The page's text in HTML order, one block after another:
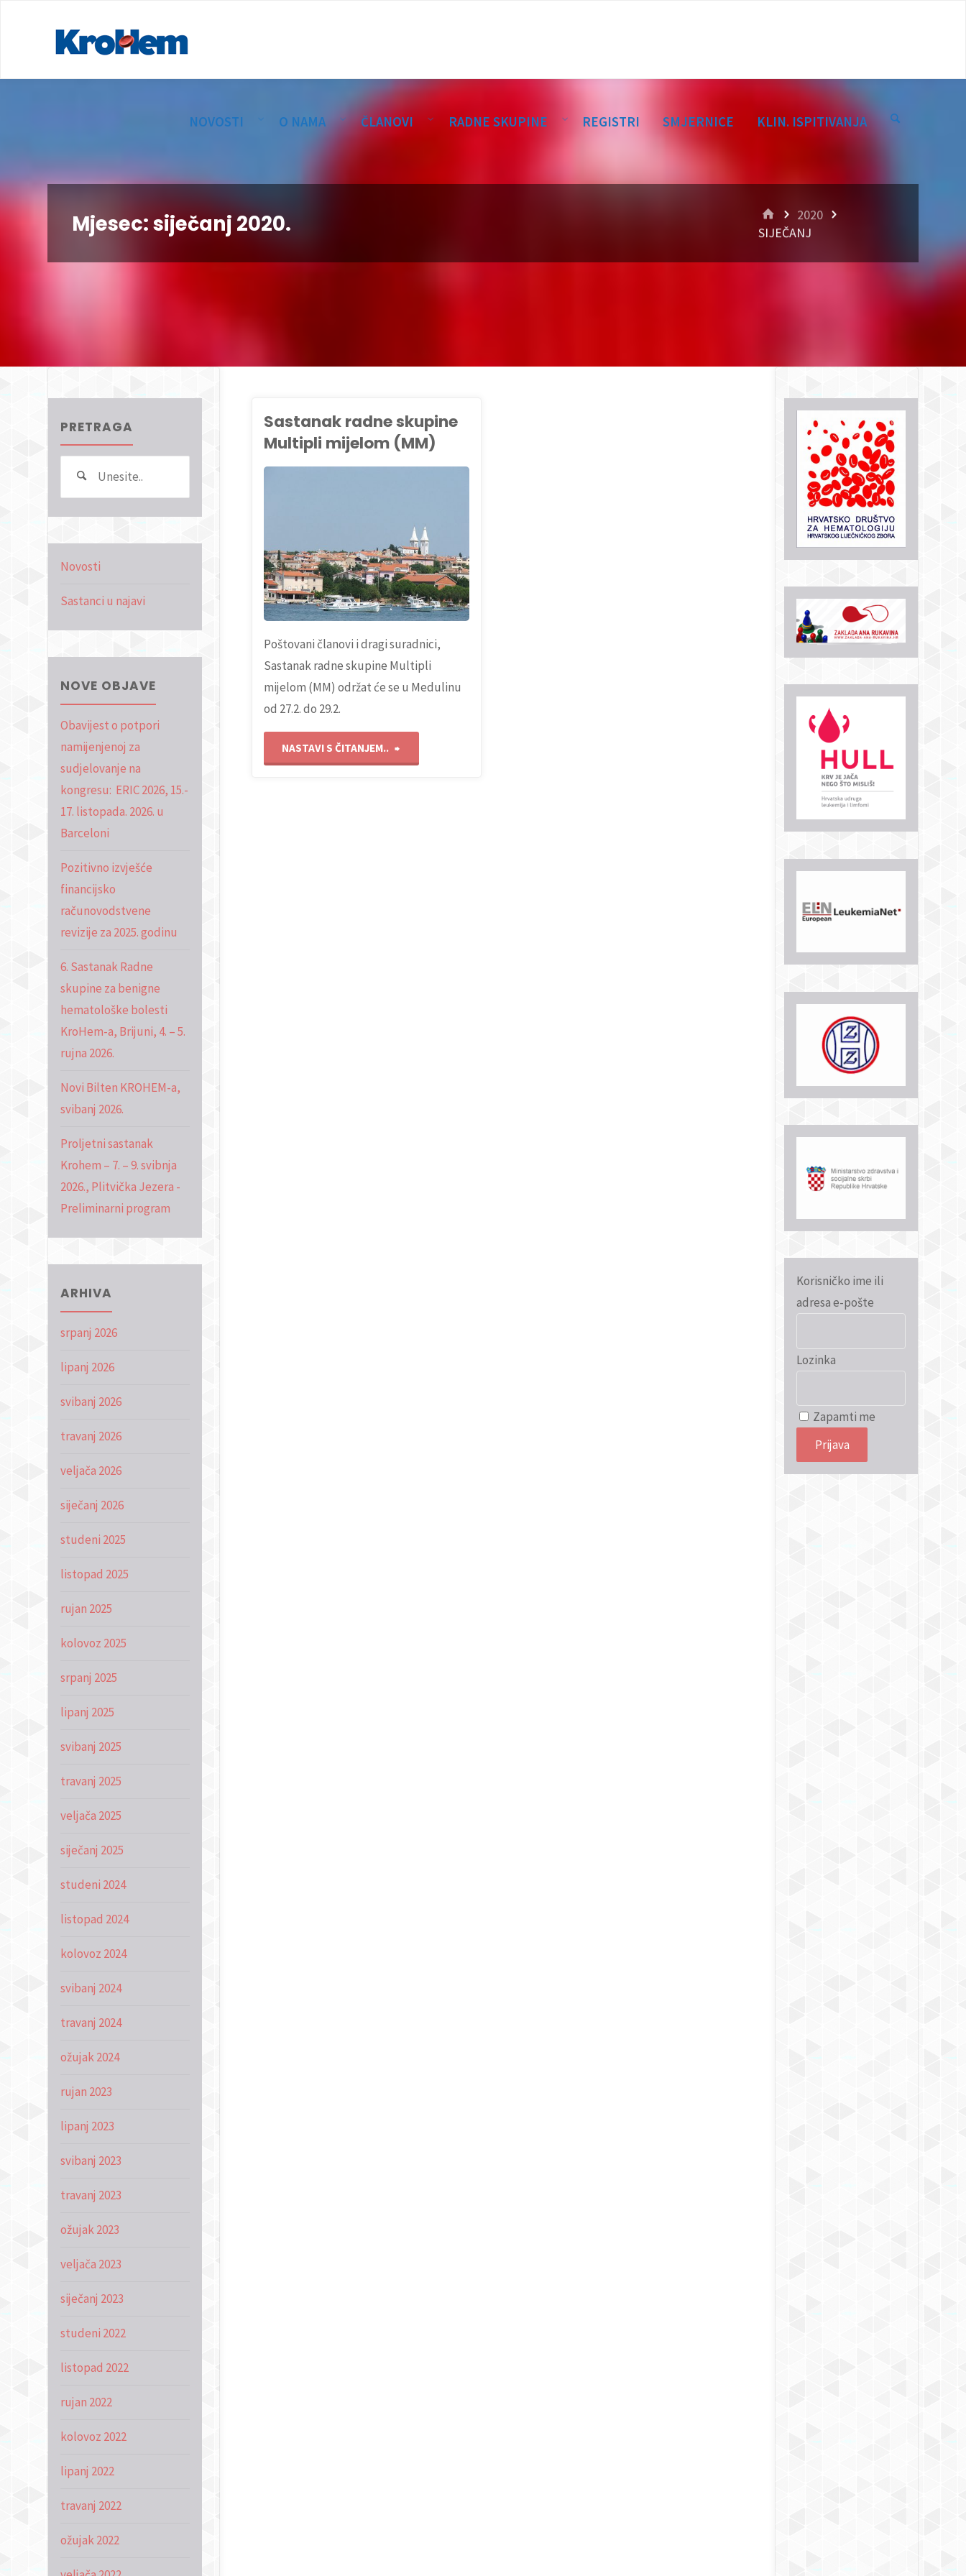
NOVOSTI O NAMA ČLANOVI RADNE SKUPINE REGISTRI SMJERNICE KLIN. ISPITIVANJA
Mjesec:siječanj 2020. HOME
2020
SIJEČANJ
Sastanak radne skupine
Multipli mijelom (MM)
Poštovani članovi i dragi suradnici,
Sastanak radne skupine Multipli
mijelom (MM) održat će se u Medulinu
od 27.2. do 29.2.
NASTAVI S ČITANJEM..
PRETRAGA
Pretraga
Novosti
Sastanci u najavi
NOVE OBJAVE
Obavijest o potpori
namijenjenoj za
sudjelovanje na
kongresu: ERIC 2026, 15.-
17. listopada. 2026. u
Barceloni
Pozitivno izvješće
financijsko
računovodstvene
revizije za 2025. godinu
6. Sastanak Radne
skupine za benigne
hematološke bolesti
KroHem-a, Brijuni, 4. – 5.
rujna 2026.
Novi Bilten KROHEM-a,
svibanj 2026.
Proljetni sastanak
Krohem – 7. – 9. svibnja
2026., Plitvička Jezera -
Preliminarni program
ARHIVA
srpanj 2026
lipanj 2026
svibanj 2026
travanj 2026
veljača 2026
siječanj 2026
studeni 2025
listopad 2025
rujan 2025
kolovoz 2025
srpanj 2025
lipanj 2025
svibanj 2025
travanj 2025
veljača 2025
siječanj 2025
studeni 2024
listopad 2024
kolovoz 2024
svibanj 2024
travanj 2024
ožujak 2024
rujan 2023
lipanj 2023
svibanj 2023
travanj 2023
ožujak 2023
veljača 2023
siječanj 2023
studeni 2022
listopad 2022
rujan 2022
kolovoz 2022
lipanj 2022
travanj 2022
ožujak 2022
Korisničko ime ili
adresa e-pošte
Lozinka
Zapamti me